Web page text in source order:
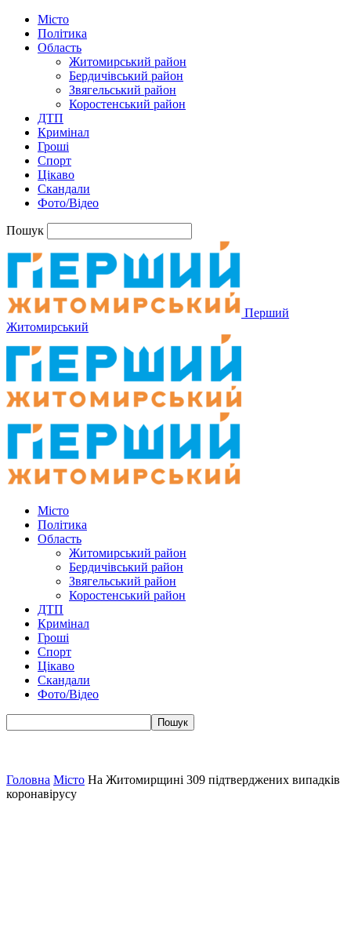
Місто
Політика
Область
Житомирський район
Бердичівський район
Звягельський район
Коростенський район
ДТП
Кримінал
Гроші
Спорт
Цікаво
Скандали
Фото/Відео
Пошук
Перший
Житомирський
Місто
Політика
Область
Житомирський район
Бердичівський район
Звягельський район
Коростенський район
ДТП
Кримінал
Гроші
Спорт
Цікаво
Скандали
Фото/Відео
Головна Місто На Житомирщині 309 підтверджених випадків
коронавірусу